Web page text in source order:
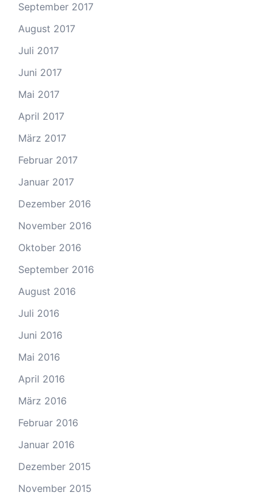
September 2017
August 2017
Juli 2017
Juni 2017
Mai 2017
April 2017
März 2017
Februar 2017
Januar 2017
Dezember 2016
November 2016
Oktober 2016
September 2016
August 2016
Juli 2016
Juni 2016
Mai 2016
April 2016
März 2016
Februar 2016
Januar 2016
Dezember 2015
November 2015